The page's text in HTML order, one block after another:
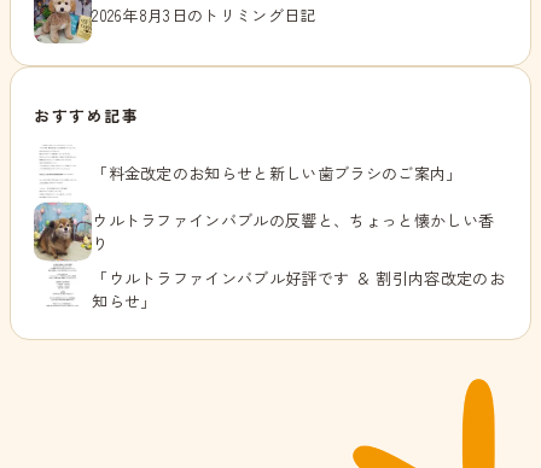
2026年8月3日のトリミング日記
おすすめ記事
「料金改定のお知らせと新しい歯ブラシのご案内」
ウルトラファインバブルの反響と、ちょっと懐かしい香
り
「ウルトラファインバブル好評です ＆ 割引内容改定のお
知らせ」